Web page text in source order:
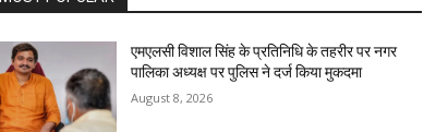
एमएलसी विशाल सिंह के प्रतिनिधि के तहरीर पर नगर
पालिका अध्यक्ष पर पुलिस ने दर्ज किया मुकदमा
August 8, 2026